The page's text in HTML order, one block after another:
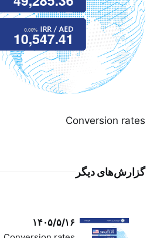
Conversion rates
گزارش‌های دیگر
۱۴۰۵/۵/۱۶